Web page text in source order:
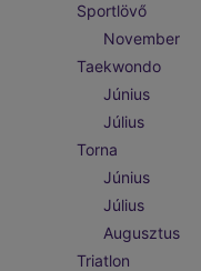
Sportlövő
November
Taekwondo
Június
Július
Torna
Június
Július
Augusztus
Triatlon